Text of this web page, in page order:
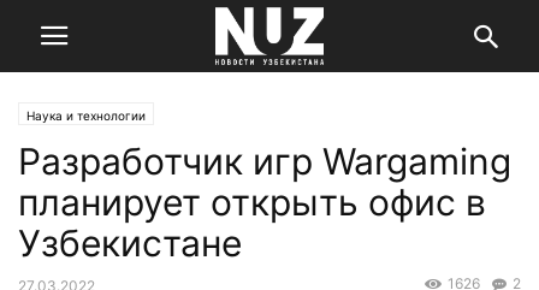
Наука и технологии
Разработчик игр Wargaming
планирует открыть офис в
Узбекистане
27.03.2022 2
1626